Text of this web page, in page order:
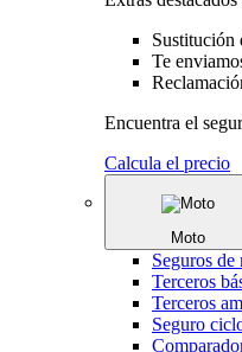
Sustitución
Te
Encuentra el
Calcula el precio
Moto
Seguros de
Terceros
Terceros
Seguro